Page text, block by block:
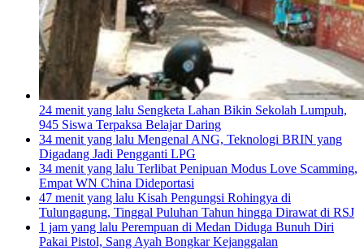
24 menit yang lalu Sengketa Lahan Bikin Sekolah Lumpuh,
945 Siswa Terpaksa Belajar Daring
34 menit yang lalu Mengenal ANG, Teknologi BRIN yang
Digadang Jadi Pengganti LPG
34 menit yang lalu Terlibat Penipuan Modus Love Scamming,
Empat WN China Dideportasi
47 menit yang lalu Kisah Pengungsi Rohingya di
Tulungagung, Tinggal Puluhan Tahun hingga Dirawat di RSJ
1 jam yang lalu Perempuan di Medan Diduga Bunuh Diri
Pakai Pistol, Sang Ayah Bongkar Kejanggalan